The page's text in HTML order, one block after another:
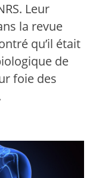
Leur
la revue
qu’il était
de
foie des